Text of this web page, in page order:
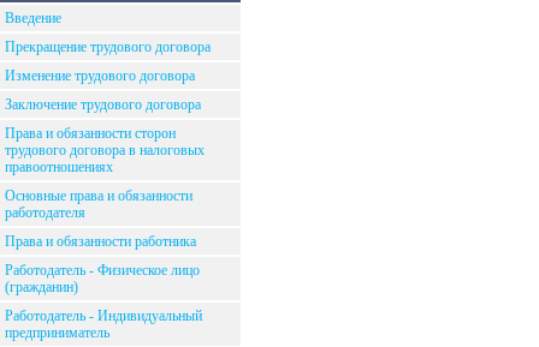
Введение
Прекращение трудового договора
Изменение трудового договора
Заключение трудового договора
Права и обязанности сторон
трудового договора в налоговых
правоотношениях
Основные права и обязанности
работодателя
Права и обязанности работника
Работодатель - Физическое лицо
(гражданин)
Работодатель - Индивидуальный
предприниматель